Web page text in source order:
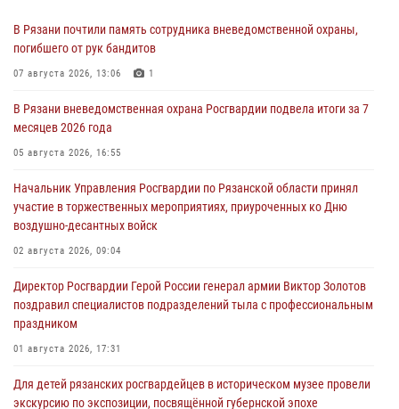
В Рязани почтили память сотрудника вневедомственной охраны,
погибшего от рук бандитов
07 августа 2026, 13:06 1
В Рязани вневедомственная охрана Росгвардии подвела итоги за 7
месяцев 2026 года
05 августа 2026, 16:55
Начальник Управления Росгвардии по Рязанской области принял
участие в торжественных мероприятиях, приуроченных ко Дню
воздушно-десантных войск
02 августа 2026, 09:04
Директор Росгвардии Герой России генерал армии Виктор Золотов
поздравил специалистов подразделений тыла с профессиональным
праздником
01 августа 2026, 17:31
Для детей рязанских росгвардейцев в историческом музее провели
экскурсию по экспозиции, посвящённой губернской эпохе